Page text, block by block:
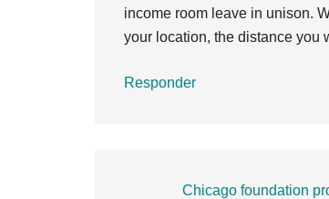
income room leave in unison.
your location, the distance you
Responder
Chicago foundation